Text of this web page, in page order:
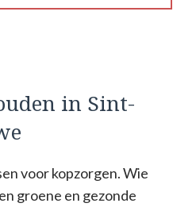
in Sint-
voor kopzorgen. Wie
groene en gezonde